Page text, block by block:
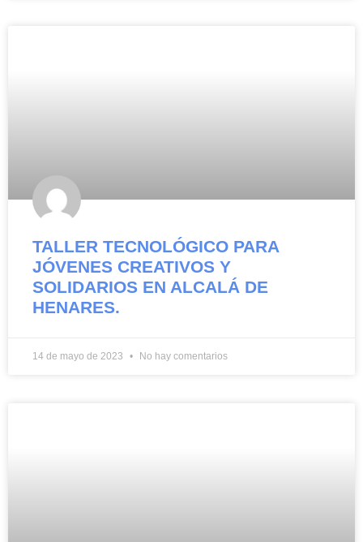
TALLER TECNOLÓGICO PARA
JÓVENES CREATIVOS Y
SOLIDARIOS EN ALCALÁ DE
HENARES.
14 de mayo de 2023 No hay comentarios